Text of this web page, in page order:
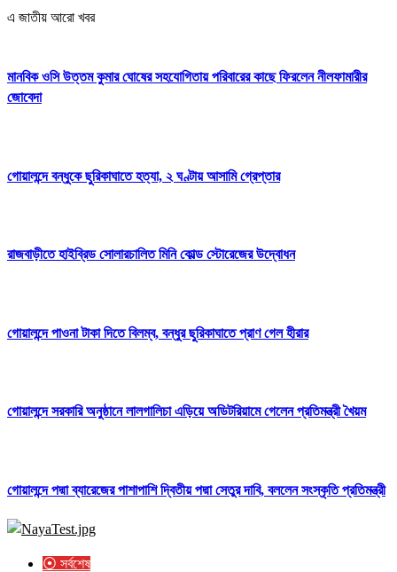
এ জাতীয় আরো খবর
মানবিক ওসি উত্তম কুমার ঘোষের সহযোগিতায় পরিবারের কাছে ফিরলেন নীলফামারীর
জোবেদা
গোয়ালন্দে বন্ধুকে ছুরিকাঘাতে হত্যা, ২ ঘণ্টায় আসামি গ্রেপ্তার
রাজবাড়ীতে হাইব্রিড সোলারচালিত মিনি কোল্ড স্টোরেজের উদ্বোধন
গোয়ালন্দে পাওনা টাকা দিতে বিলম্ব, বন্ধুর ছুরিকাঘাতে প্রাণ গেল হীরার
গোয়ালন্দে সরকারি অনুষ্ঠানে লালগালিচা এড়িয়ে অডিটরিয়ামে গেলেন প্রতিমন্ত্রী খৈয়ম
গোয়ালন্দে পদ্মা ব্যারেজের পাশাপাশি দ্বিতীয় পদ্মা সেতুর দাবি, বললেন সংস্কৃতি প্রতিমন্ত্রী
⦿ সর্বশেষ